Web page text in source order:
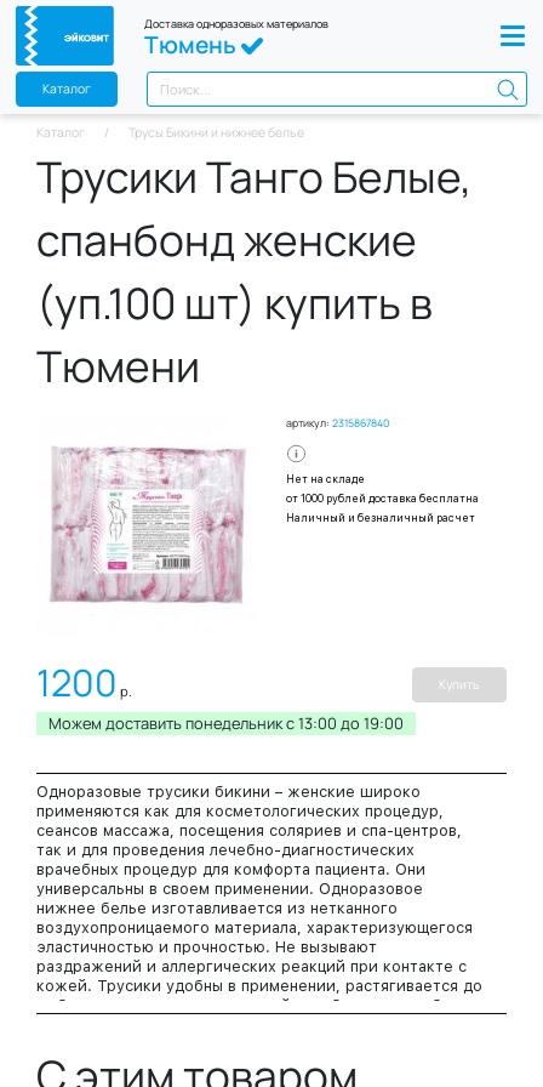
Доставка одноразовых материалов
Тюмень
Каталог
Каталог Трусы Бикини и нижнее белье
Трусики Танго Белые,
спанбонд женские
(уп.100 шт) купить в
Тюмени
артикул: 2315867840
Нет на складе
от 1000 рублей доставка бесплатна
Наличный и безналичный расчет
1200 р. Купить
Можем доставить понедельник c 13:00 до 19:00
Одноразовые трусики бикини – женские широко
применяются как для косметологических процедур,
сеансов массажа, посещения соляриев и спа-центров,
так и для проведения лечебно-диагностических
врачебных процедур для комфорта пациента. Они
универсальны в своем применении. Одноразовое
нижнее белье изготавливается из нетканного
воздухопроницаемого материала, характеризующегося
эластичностью и прочностью. Не вызывают
раздражений и аллергических реакций при контакте с
кожей. Трусики удобны в применении, растягивается до
любого размера, поэтому подойдут абсолютно любому
следы после использования. По внешнему виду
одноразовые трусы напоминают обычные женские